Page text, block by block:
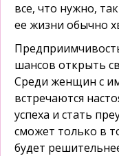
все, что нужно,
ее жизни обычно
шансов открыть
Среди женщин с
встречаются
успеха и стать
сможет только в
будет